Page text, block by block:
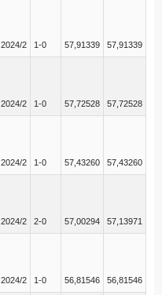
2024/2 1-0 57,91339 57,91339
2024/2 1-0 57,72528 57,72528
2024/2 1-0 57,43260 57,43260
2024/2 2-0 57,00294 57,13971
2024/2 1-0 56,81546 56,81546